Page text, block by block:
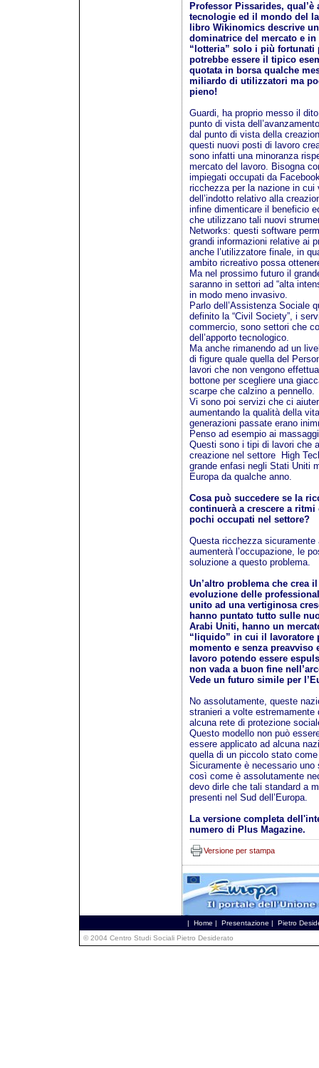
Professor Pissarides,
tecnologie ed il mondo del
libro Wikinomics descrive
dominatrice del mercato e
“lotteria” solo i più
potrebbe essere il tipico
quotata in borsa qualche
miliardo di utilizzatori ma
pieno!
Guardi, ha proprio messo il
punto di vista
dal punto di vista della
questi nuovi posti di lavoro
sono infatti una minoranza
mercato del lavoro. Bisogna
impiegati occupati da
ricchezza per la nazione in
dell’indotto relativo alla
infine dimenticare il beneficio
che utilizzano tali nuovi
Networks: questi software
grandi informazioni relative ai
anche l’utilizzatore finale, in
ambito ricreativo possa
Ma nel prossimo futuro il
saranno in settori ad “alta
in modo meno invasivo.
Parlo dell’Assistenza Sociale
definito la “Civil Society”, i
commercio, sono settori che
dell’apporto tecnologico.
Ma anche rimanendo ad un
di figure quale quella del
lavori che non vengono
bottone per scegliere una
scarpe che calzino a pennello.
Vi sono poi servizi che ci
aumentando la qualità della
generazioni passate erano
Penso ad esempio ai
Questi sono i tipi di lavori che
creazione nel settore High
grande enfasi negli Stati Uniti
Europa da qualche anno.
Cosa può succedere se la
continuerà a crescere a
pochi occupati nel settore?
Questa ricchezza
aumenterà l’occupazione, le
soluzione a questo problema.
Un’altro problema che crea
evoluzione delle
unito ad una vertiginosa
hanno puntato tutto sulle
Arabi Uniti, hanno un
“liquido” in cui il lavoratore
momento e senza preavviso
lavoro potendo essere
non vada a buon fine
Vede un futuro simile per
No assolutamente, queste
stranieri a volte
alcuna rete di protezione
Questo modello non può
essere applicato ad alcuna
quella di un piccolo stato
Sicuramente è necessario
così come è assolutamente
devo dirle che tali standard a
presenti nel Sud dell’Europa.
La versione completa
numero di Plus Magazine.
Versione per stampa
| Home | Presentazione |
Pietro
© 2004 Centro Studi Sociali Pietro Desiderato